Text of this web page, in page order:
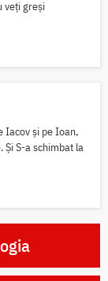
veți greși
Iacov și pe Ioan,
S-a schimbat la